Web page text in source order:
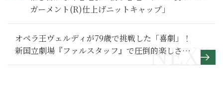
ガーメント(R)仕上げニットキャップ」
オペラ王ヴェルディが79歳で挑戦した「喜劇」！
新国立劇場『ファルスタッフ』で圧倒的楽しさと
人生哲学を味わう